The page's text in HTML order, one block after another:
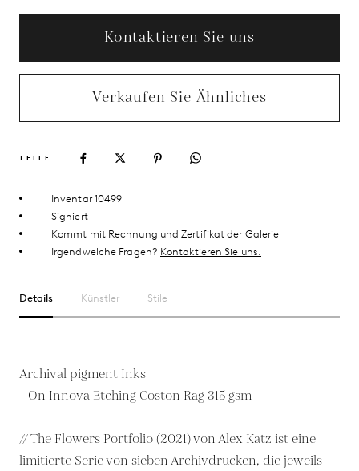
Kontaktieren Sie uns
Verkaufen Sie Ähnliches
TEILE
Inventar 10499
Signiert
Kommt mit Rechnung und Zertifikat der Galerie
Irgendwelche Fragen? Kontaktieren Sie uns.
Details Künstler Stile
Archival pigment Inks
- On Innova Etching Coston Rag 315 gsm
// The Flowers Portfolio (2021) von Alex Katz ist eine
limitierte Serie von sieben Archivdrucken, die jeweils